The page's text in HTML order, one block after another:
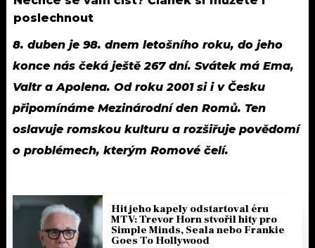
poslechnout
8. duben je 98. dnem letošního roku, do jeho
konce nás čeká ještě 267 dní. Svátek má Ema,
Valtr a Apolena. Od roku 2001 si i v Česku
připomínáme Mezinárodní den Romů. Ten
oslavuje romskou kulturu a rozšiřuje povědomí
o problémech, kterým Romové čelí.
Hit jeho kapely odstartoval éru
MTV: Trevor Horn stvořil hity pro
Simple Minds, Seala nebo Frankie
Goes To Hollywood